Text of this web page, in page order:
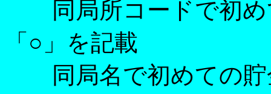
同局所コードで初め
「○」を記載
同局名で初めての貯